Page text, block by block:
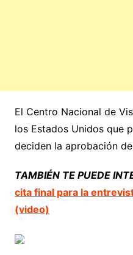
El Centro Nacional de
los Estados Unidos que
deciden la aprobación
TAMBIÉN TE PUEDE
cita final para la
(video)